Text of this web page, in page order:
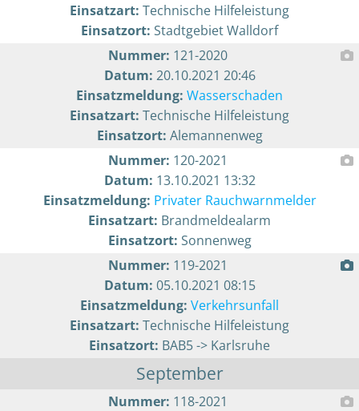
Einsatzart: Technische Hilfeleistung
Einsatzort: Stadtgebiet Walldorf
Nummer: 121-2020
Datum: 20.10.2021 20:46
Einsatzmeldung: Wasserschaden
Einsatzart: Technische Hilfeleistung
Einsatzort: Alemannenweg
Nummer: 120-2021
Datum: 13.10.2021 13:32
Einsatzmeldung: Privater Rauchwarnmelder
Einsatzart: Brandmeldealarm
Einsatzort: Sonnenweg
Nummer: 119-2021
Datum: 05.10.2021 08:15
Einsatzmeldung: Verkehrsunfall
Einsatzart: Technische Hilfeleistung
Einsatzort: BAB5 -> Karlsruhe
September
Nummer: 118-2021